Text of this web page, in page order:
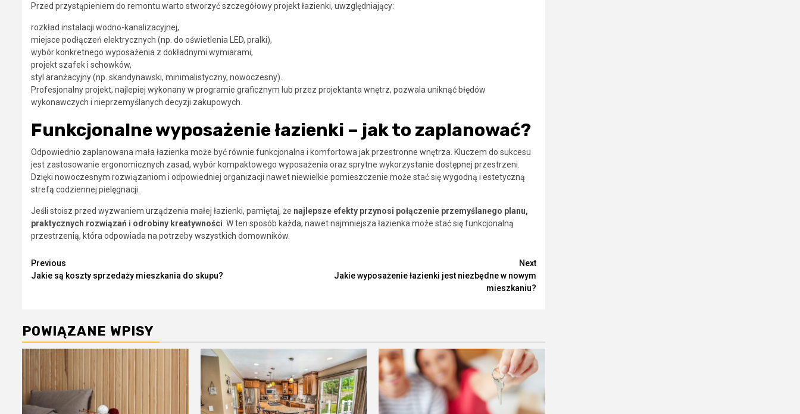
Przed przystąpieniem do remontu warto stworzyć szczegółowy projekt łazienki, uwzględniający:
rozkład instalacji wodno-kanalizacyjnej,
miejsce podłączeń elektrycznych (np. do oświetlenia LED, pralki),
wybór konkretnego wyposażenia z dokładnymi wymiarami,
projekt szafek i schowków,
styl aranżacyjny (np. skandynawski, minimalistyczny, nowoczesny).
Profesjonalny projekt, najlepiej wykonany w programie graficznym lub przez projektanta wnętrz, pozwala uniknąć błędów
wykonawczych i nieprzemyślanych decyzji zakupowych.
Funkcjonalne wyposażenie łazienki – jak to zaplanować?
Odpowiednio zaplanowana mała łazienka może być równie funkcjonalna i komfortowa jak przestronne wnętrza. Kluczem do sukcesu
jest zastosowanie ergonomicznych zasad, wybór kompaktowego wyposażenia oraz sprytne wykorzystanie dostępnej przestrzeni.
Dzięki nowoczesnym rozwiązaniom i odpowiedniej organizacji nawet niewielkie pomieszczenie może stać się wygodną i estetyczną
strefą codziennej pielęgnacji.
Jeśli stoisz przed wyzwaniem urządzenia małej łazienki, pamiętaj, że najlepsze efekty przynosi połączenie przemyślanego planu,
praktycznych rozwiązań i odrobiny kreatywności . W ten sposób każda, nawet najmniejsza łazienka może stać się funkcjonalną
przestrzenią, która odpowiada na potrzeby wszystkich domowników.
Continue
Reading
Previous
Jakie są koszty sprzedaży mieszkania do skupu?
Next
Jakie wyposażenie łazienki jest niezbędne w nowym
mieszkaniu?
POWIĄZANE WPISY